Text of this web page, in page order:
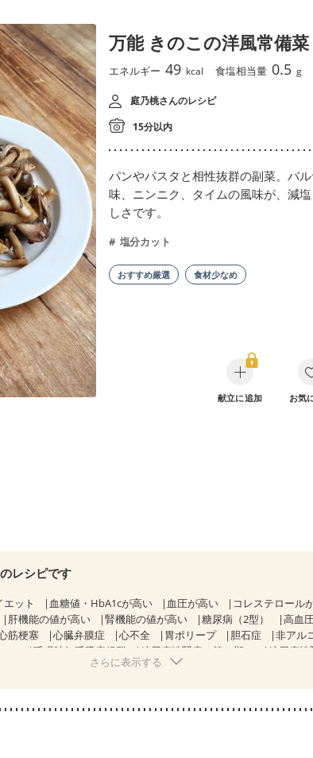
万能 きのこの洋風常備菜
エネルギー 49 kcal 食塩相当量 0.5 g
庭乃桃さんのレシピ
15分以内
パンやパスタと相性抜群の副菜。バ
味、ニンニク、タイムの風味が、減
しさです。
塩分カット
おすすめ厳選 食材少なめ
献立に追加 お気
レシピです
エット 血糖値・HbA1cが高い 血圧が高い
コレステロール
肝機能の値が高い 腎機能の値が高い 糖尿病（2型） 高血
筋梗塞 心臓弁膜症 心不全 胃ポリープ 胆石症
非アル
） 睡眠時無呼吸症候群 糖尿病性腎症（第１期）
糖尿病性
CKD（ステージ２）
乾癬 フレイル（年齢に合わせた体作り） 低栄養予防
貧血対
さらに表示する